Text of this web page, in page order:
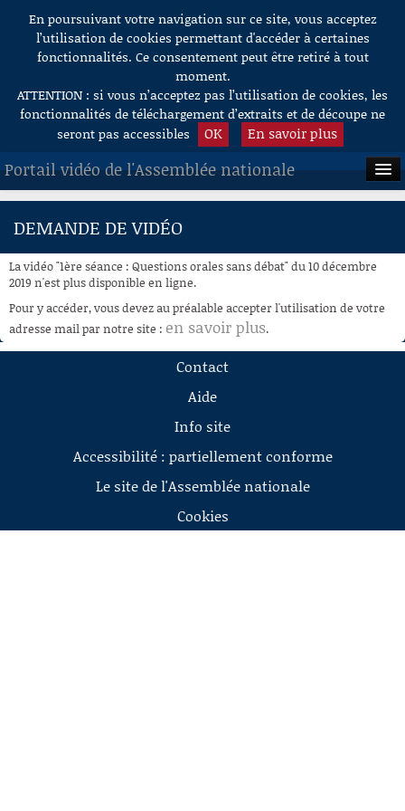
Aller au contenu
En poursuivant votre navigation sur ce site, vous acceptez
l’utilisation de cookies permettant d'accéder à certaines
fonctionnalités. Ce consentement peut être retiré à tout
moment.
ATTENTION : si vous n’acceptez pas l’utilisation de cookies, les
fonctionnalités de téléchargement d’extraits et de découpe ne
seront pas accessibles
OK En savoir plus
Portail vidéo de l'Assemblée nationale
ACCUEIL
À LA DEMANDE
RECHERCHE
AIDE À LA DÉCOUPE
DEMANDE DE VIDÉO
La vidéo "1ère séance : Questions orales sans débat" du 10 décembre
2019 n'est plus disponible en ligne.
Pour y accéder, vous devez au préalable accepter l'utilisation de votre
adresse mail par notre site : en savoir plus.
Contact
Aide
Info site
Accessibilité : partiellement conforme
Le site de l'Assemblée nationale
Cookies